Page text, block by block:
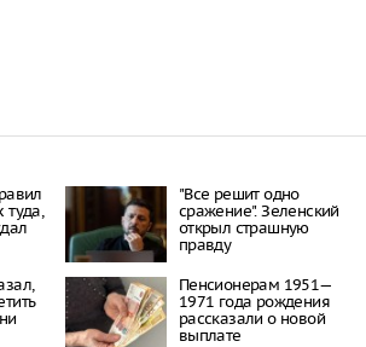
туда,
"Все решит одно
сражение". Зеленский
открыл страшную
правду
Пенсионерам 1951—
1971 года рождения
рассказали о новой
выплате